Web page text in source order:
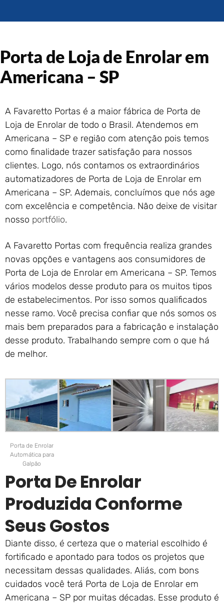
Enrolar em Queimados – RJ
Enrolar em Petrópolis – RJ
Enrolar em Nova Iguaçu – RJ
Portão de Garagem de
Enrolar em Nova Friburgo –
RJ
Porta de Loja de Enrolar em
Americana – SP
A Favaretto Portas é a maior fábrica de Porta de
Loja de Enrolar de todo o Brasil. Atendemos em
Americana – SP e região com atenção pois temos
como finalidade trazer satisfação para nossos
clientes. Logo, nós contamos os extraordinários
automatizadores de Porta de Loja de Enrolar em
Americana – SP. Ademais, concluímos que nós age
com excelência e competência. Não deixe de visitar
nosso portfólio.
A Favaretto Portas com frequência realiza grandes
novas opções e vantagens aos consumidores de
Porta de Loja de Enrolar em Americana – SP. Temos
vários modelos desse produto para os muitos tipos
de estabelecimentos. Por isso somos qualificados
nesse ramo. Você precisa confiar que nós somos os
mais bem preparados para a fabricação e instalação
desse produto. Trabalhando sempre com o que há
de melhor.
Porta de Enrolar
Automática para
Galpão
Porta De Enrolar
Produzida Conforme
Seus Gostos
Diante disso, é certeza que o material escolhido é
fortificado e apontado para todos os projetos que
necessitam dessas qualidades. Aliás, com bons
cuidados você terá Porta de Loja de Enrolar em
Americana – SP por muitas décadas. Esse produto é